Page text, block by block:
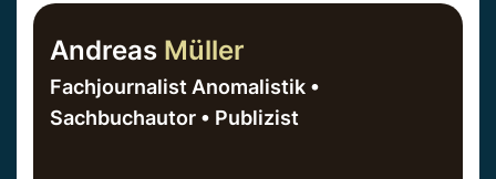
Andreas Müller
Fachjournalist Anomalistik •
Sachbuchautor • Publizist